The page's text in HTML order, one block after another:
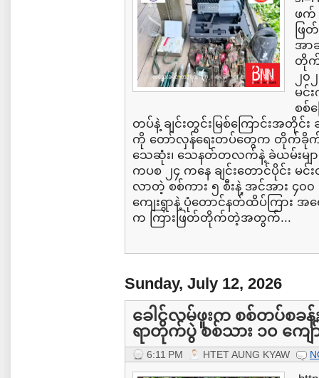
ဖက်
ဖြ
အာ
တိုက်
၂
မင်
စစ်
တပ်နဲ့ ချင်းတွင်းမြစ်ကြောင်းအ
ကို တော်လှန်ရေးတပ်တွေက တိုက်ခိုက်
သေဆုံး၊ သေနတ်တလက်နဲ့ ခဲယမ်းမျာ
ကပစ ၂၄ ကနေ ချင်းတောင်ပိုင်း
လာတဲ့ စစ်ကား ၅ စီးနဲ့ အင်အား ၄၀၀
ကျေးရွာနဲ့ ပုံတောင်နတ်ထိပ်ကြား
က ကြားဖြတ်တိုက်တဲ့အတွက်...
Sunday, July 12, 2026
ခေါင်လမ်ဖူးက စစ်တပ်စခန်
ရာတိုက်ပွဲ စစ်သား ၁၀ ကျေ
6:11 PM HTET AUNG KYAW